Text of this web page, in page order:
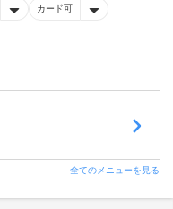
カード可
全てのメニューを見る